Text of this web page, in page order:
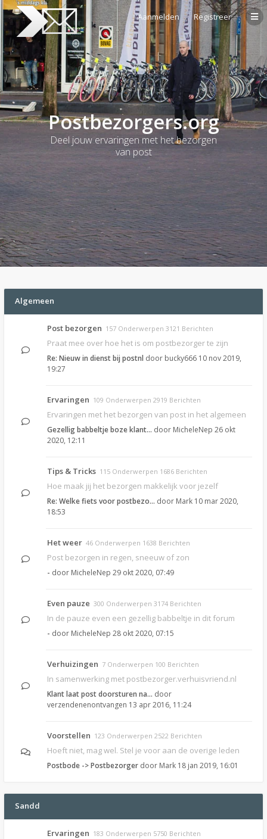
Aanmelden Registreer
Postbezorgers.org
Deel jouw ervaringen met het bezorgen
van post
Algemeen
Post bezorgen 157 Onderwerpen 3121 Berichten
Praat mee over hoe het is om postbezorger te zijn
Re: Nieuw in dienst bij postnl door bucky666 10 nov 2019,
19:27
Ervaringen 109 Onderwerpen 2919 Berichten
Ervaringen met het bezorgen van post in het algemeen
Gezellig babbeltje boze klant… door MicheleNep 26 okt
2020, 12:11
Tips & Tricks 115 Onderwerpen 1686 Berichten
Hoe maak jij het bezorgen makkelijk voor jezelf
Re: Welke fiets voor postbezo… door Mark 10 mar 2020,
18:53
Het weer 46 Onderwerpen 1638 Berichten
Post bezorgen in regen, sneeuw of zon
- door MicheleNep 29 okt 2020, 07:49
Even pauze 300 Onderwerpen 3174 Berichten
In de pauze even een gezellig babbeltje in dit forum
- door MicheleNep 28 okt 2020, 07:15
Verhuizingen 7 Onderwerpen 100 Berichten
In samenwerking met postbezorger.verhuisvriend.nl
Klant laat post doorsturen na… door
verzendenenontvangen 13 apr 2016, 11:24
Voorstellen 123 Onderwerpen 2522 Berichten
Hoeft niet, mag wel. Stel je voor aan de overige leden
Postbode -> Postbezorger door Mark 18 jan 2019, 16:01
Sandd
Ervaringen 183 Onderwerpen 5750 Berichten